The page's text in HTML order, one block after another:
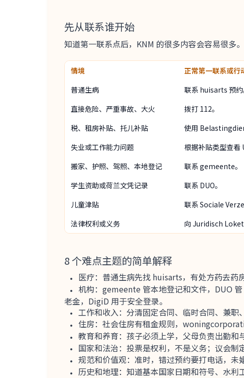
先从联系谁开始
知道第一联系点后，KNM 的很多内容会容易很多。
情境 正常第一联系或行
普通生病
联系 huisarts 预约
直接危险、严重事故、大火
拨打 112。
税、租房补贴、托儿补贴
使用
失业或工作能力问题
根据补贴类型查看
搬家、护照、驾照、本地登记
联系 gemeente。
学生资助或荷兰文凭记录
联系 DUO。
儿童津贴
联系 Sociale
法律权利或义务
向 Juridisch Loket
8 个难点主题的简单解释
医疗：普通生病先找 huisarts，有处方药去
机构：gemeente 管本地登记和文件，DUO
老金，DigiD 用于安全登录。
工作和收入：分清固定合同、临时合同、兼
住房：社会住房有租金规则，
教育和养育：孩子必须上学，父母负责出勤
国家和法治：投票是权利，不是义务；议会
规范和价值观：准时，错过预约要打电话，
历史和地理：知道基本国家日期和符号、水